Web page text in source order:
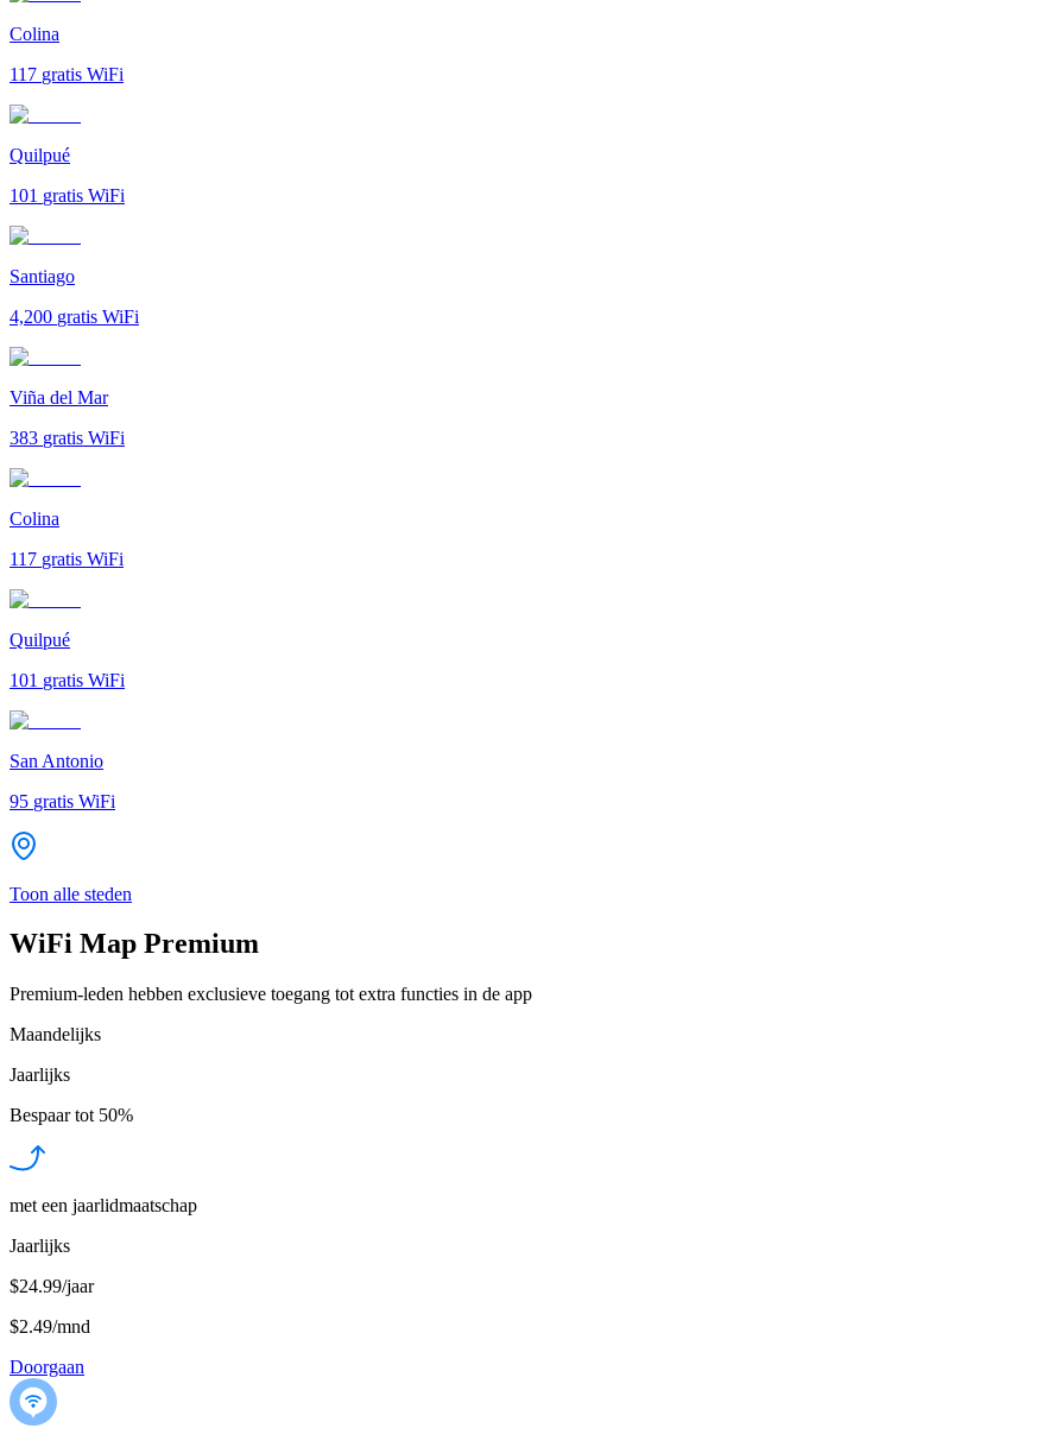
Colina
117 gratis WiFi
Quilpué
101 gratis WiFi
Santiago
4,200 gratis WiFi
Viña del Mar
383 gratis WiFi
Colina
117 gratis WiFi
Quilpué
101 gratis WiFi
San Antonio
95 gratis WiFi
Toon alle steden
WiFi Map Premium
Premium-leden hebben exclusieve toegang tot extra functies in de app
Maandelijks
Jaarlijks
Bespaar tot 50%
met een jaarlidmaatschap
Jaarlijks
$24.99/jaar
$2.49/mnd
Doorgaan